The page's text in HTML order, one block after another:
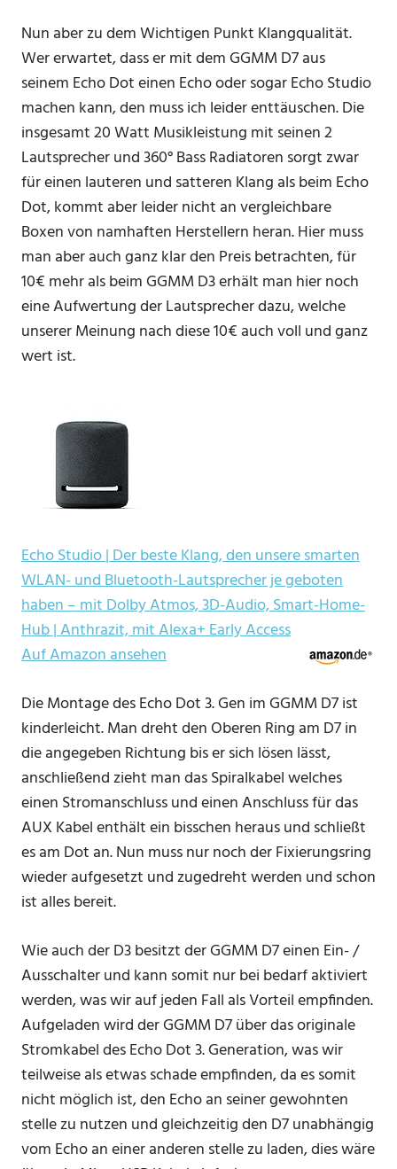
Nun aber zu dem Wichtigen Punkt Klangqualität.
Wer erwartet, dass er mit dem GGMM D7 aus
seinem Echo Dot einen Echo oder sogar Echo Studio
machen kann, den muss ich leider enttäuschen. Die
insgesamt 20 Watt Musikleistung mit seinen 2
Lautsprecher und 360° Bass Radiatoren sorgt zwar
für einen lauteren und satteren Klang als beim Echo
Dot, kommt aber leider nicht an vergleichbare
Boxen von namhaften Herstellern heran. Hier muss
man aber auch ganz klar den Preis betrachten, für
10€ mehr als beim GGMM D3 erhält man hier noch
eine Aufwertung der Lautsprecher dazu, welche
unserer Meinung nach diese 10€ auch voll und ganz
wert ist.
Echo Studio | Der beste Klang, den unsere smarten
WLAN- und Bluetooth-Lautsprecher je geboten
haben – mit Dolby Atmos, 3D-Audio, Smart-Home-
Hub | Anthrazit, mit Alexa+ Early Access
Auf Amazon ansehen
Die Montage des Echo Dot 3. Gen im GGMM D7 ist
kinderleicht. Man dreht den Oberen Ring am D7 in
die angegeben Richtung bis er sich lösen lässt,
anschließend zieht man das Spiralkabel welches
einen Stromanschluss und einen Anschluss für das
AUX Kabel enthält ein bisschen heraus und schließt
es am Dot an. Nun muss nur noch der Fixierungsring
wieder aufgesetzt und zugedreht werden und schon
ist alles bereit.
Wie auch der D3 besitzt der GGMM D7 einen Ein- /
Ausschalter und kann somit nur bei bedarf aktiviert
werden, was wir auf jeden Fall als Vorteil empfinden.
Aufgeladen wird der GGMM D7 über das originale
Stromkabel des Echo Dot 3. Generation, was wir
teilweise als etwas schade empfinden, da es somit
nicht möglich ist, den Echo an seiner gewohnten
stelle zu nutzen und gleichzeitig den D7 unabhängig
vom Echo an einer anderen stelle zu laden, dies wäre